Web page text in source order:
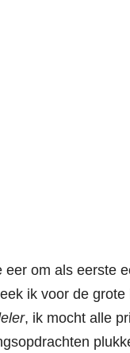
eer om als eerste
ik voor de
, ik mocht alle